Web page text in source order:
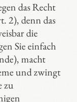
das Recht
2), denn das
die
Sie einfach
macht
und zwingt
zu